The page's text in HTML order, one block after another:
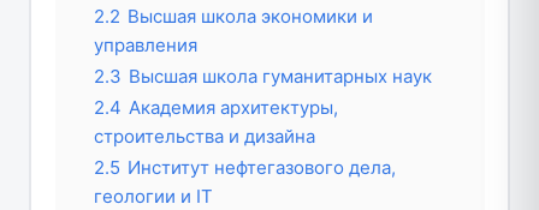
2.2 Высшая школа экономики и
управления
2.3 Высшая школа гуманитарных наук
2.4 Академия архитектуры,
строительства и дизайна
2.5 Институт нефтегазового дела,
геологии и IT